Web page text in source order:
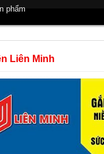
phẩm
Liên Minh